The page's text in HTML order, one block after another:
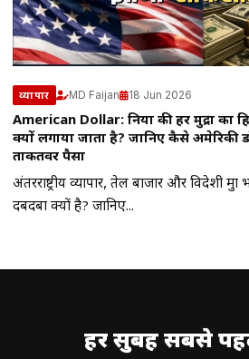
व्यापार MD Faijan 18 Jun 2026
American Dollar: दुनिया की हर मुद्रा का
क्यों लगाया जाता है? जानिए कैसे अमेरिकी
ताकतवर पैसा
अंतरराष्ट्रीय व्यापार, तेल बाजार और विदेशी
दबदबा क्यों है? जानिए...
हर सुबह सबसे